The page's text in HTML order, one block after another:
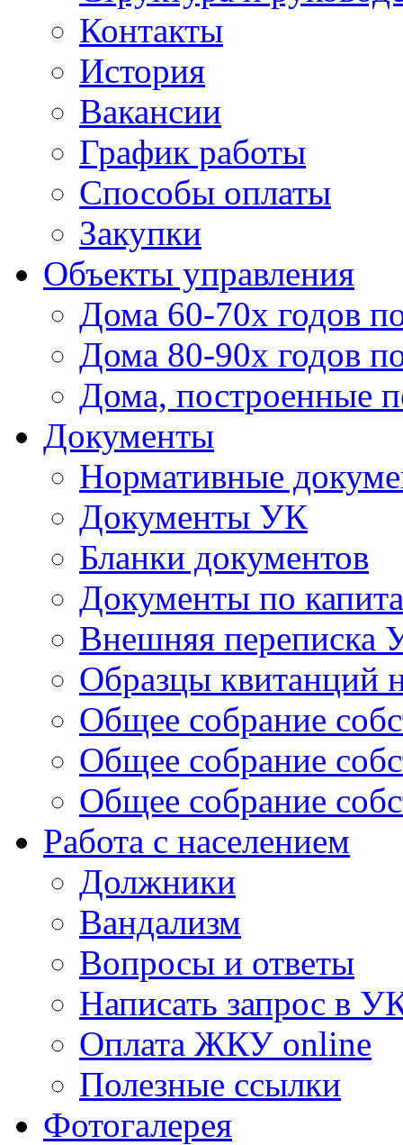
Контакты
История
Вакансии
График работы
Способы оплаты
Закупки
Объекты управления
Дома 60-70х годов
Дома 80-90х годов
Дома, построенные
Документы
Нормативные
Документы УК
Бланки документов
Документы по
Внешняя переписка
Образцы квитанций
Общее собрание
Общее собрание
Общее собрание
Работа с населением
Должники
Вандализм
Вопросы и ответы
Написать запрос в
Оплата ЖКУ online
Полезные ссылки
Фотогалерея